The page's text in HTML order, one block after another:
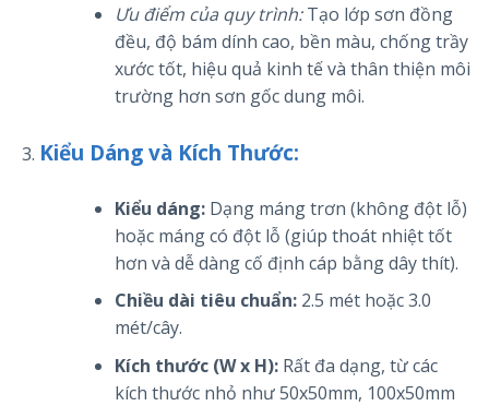
Ưu điểm của quy trình:Tạo lớp sơn đồng
đều, độ bám dính cao, bền màu, chống trầy
xước tốt, hiệu quả kinh tế và thân thiện môi
trường hơn sơn gốc dung môi.
Kiểu Dáng và Kích Thước:
Kiểu dáng:Dạng máng trơn (không đột lỗ)
hoặc máng có đột lỗ (giúp thoát nhiệt tốt
hơn và dễ dàng cố định cáp bằng dây thít).
Chiều dài tiêu chuẩn:2.5 mét hoặc 3.0
mét/cây.
Kích thước (W x H):Rất đa dạng, từ các
kích thước nhỏ như 50x50mm, 100x50mm